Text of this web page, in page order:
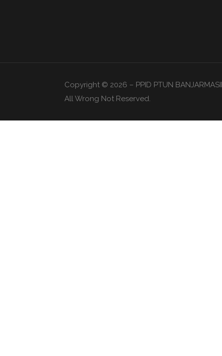
Copyright © 2026 – PPID PTUN
All Wrong Not Reserved.